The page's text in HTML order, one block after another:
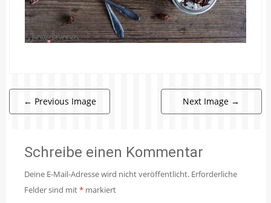
← Previous Image Next Image →
Schreibe einen Kommentar
Deine E-Mail-Adresse wird nicht veröffentlicht. Erforderliche
Felder sind mit* markiert